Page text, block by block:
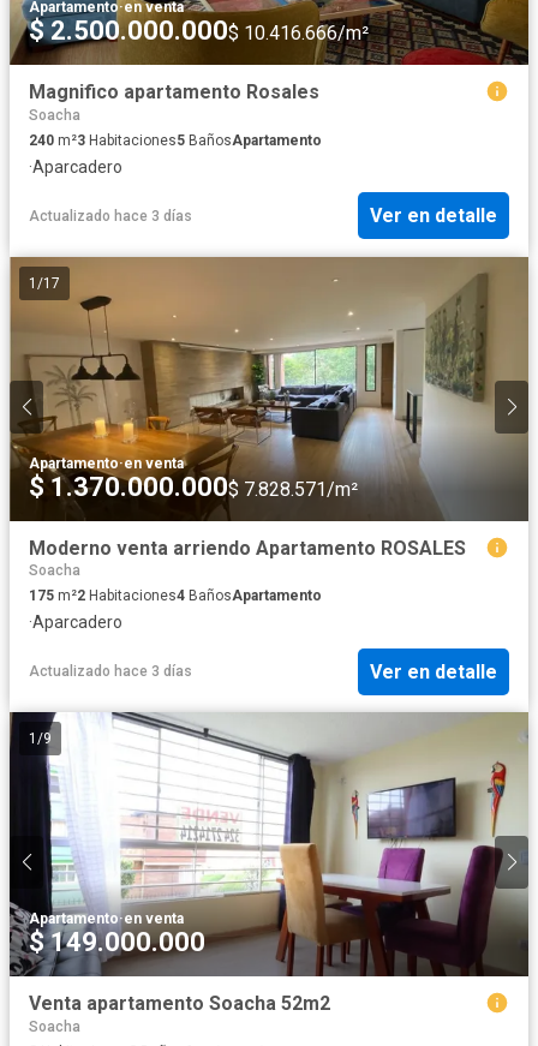
Apartamento·en venta
$ 2.500.000.000$ 10.416.666/m²
Magnifico apartamento Rosales
Soacha
240 m²3 Habitaciones5 BañosApartamento
·Aparcadero
Actualizado hace 3 días Ver en detalle
1 /17
Apartamento·en venta
$ 1.370.000.000$ 7.828.571/m²
Moderno venta arriendo Apartamento ROSALES
Soacha
175 m²2 Habitaciones4 BañosApartamento
·Aparcadero
Actualizado hace 3 días Ver en detalle
1 /9
Apartamento·en venta
$ 149.000.000
Venta apartamento Soacha 52m2
Soacha